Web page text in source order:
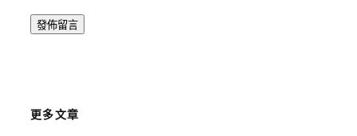
更多文章